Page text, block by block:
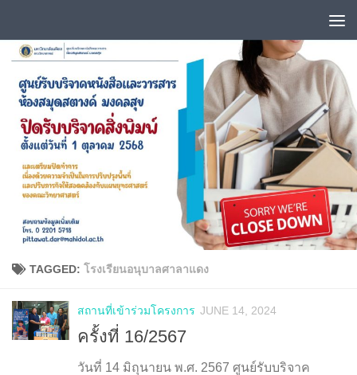
TAGGED: โรงเรียนอนุบาลศาลาแดง
สถานที่เข้าร่วมโครงการ JUNE 14, 2024
ครั้งที่ 16/2567
วันที่ 14 มิถุนายน พ.ศ. 2567 ศูนย์รับบริจาค